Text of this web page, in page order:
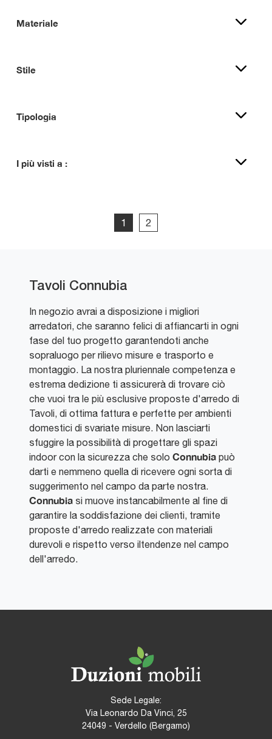
Materiale
Stile
Tipologia
I più visti a :
1 2
Tavoli Connubia
In negozio avrai a disposizione i migliori
arredatori, che saranno felici di affiancarti in ogni
fase del tuo progetto garantendoti anche
sopraluogo per rilievo misure e trasporto e
montaggio. La nostra pluriennale competenza e
estrema dedizione ti assicurerà di trovare ciò
che vuoi tra le più esclusive proposte d'arredo di
Tavoli, di ottima fattura e perfette per ambienti
domestici di svariate misure. Non lasciarti
sfuggire la possibilità di progettare gli spazi
indoor con la sicurezza che solo Connubia può
darti e nemmeno quella di ricevere ogni sorta di
suggerimento nel campo da parte nostra.
Connubia si muove instancabilmente al fine di
garantire la soddisfazione dei clienti, tramite
proposte d'arredo realizzate con materiali
durevoli e rispetto verso iltendenze nel campo
dell'arredo.
Sede Legale:
Via Leonardo Da Vinci, 25
24049 - Verdello (Bergamo)